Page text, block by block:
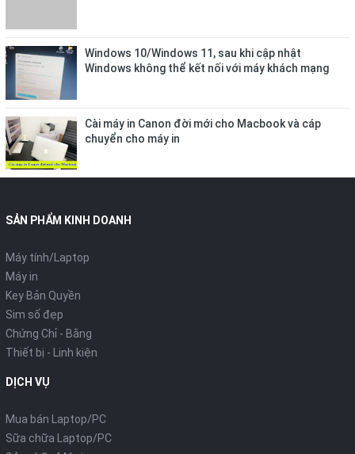
Windows 10/Windows 11, sau khi cập nhật
Windows không thể kết nối với máy khách mạng
Cài máy in Canon đời mới cho Macbook và cáp
chuyển cho máy in
SẢN PHẨM KINH DOANH
Máy tính/Laptop
Máy in
Key Bản Quyền
Sim số đẹp
Chứng Chỉ - Bằng
Thiết bị - Linh kiện
DỊCH VỤ
Mua bán Laptop/PC
Sữa chữa Laptop/PC